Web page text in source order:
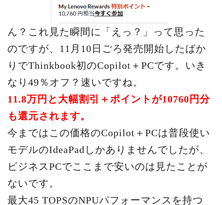
ん？これ見た瞬間に「えっ？」って思った
のですが、11月10日ごろ発売開始したばか
りでThinkbook初のCopilot＋PCです。いき
なり49％オフ？速いですね。
11.8万円と大幅割引＋ポイントが10760円分
も還元されます。
今まではこの価格のCopilot＋PCは普段使い
モデルのIdeaPadしかありませんでしたが、
ビジネスPCでここまで安いのは見たことが
ないです。
最大45 TOPSのNPUパフォーマンスを持つ